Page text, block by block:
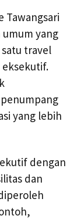
Tawangsari
yang
travel
eksekutif.
yang lebih
dengan
dan